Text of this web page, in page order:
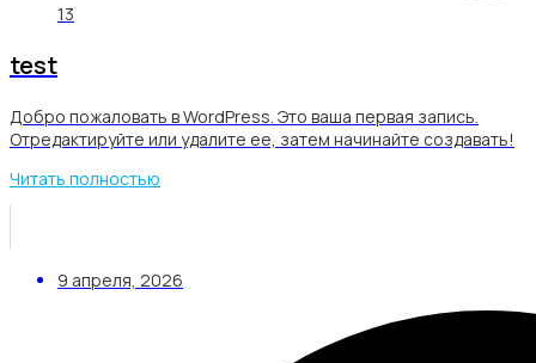
13
test
Добро пожаловать в WordPress. Это ваша первая запись.
Отредактируйте или удалите ее, затем начинайте создавать!
Читать полностью
9 апреля, 2026